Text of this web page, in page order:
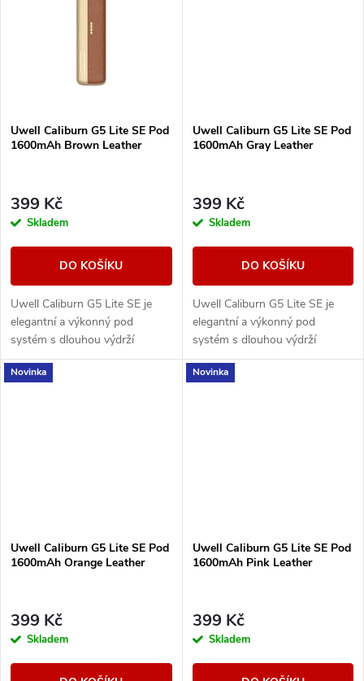
Uwell Caliburn G5 Lite SE Pod
1600mAh Brown Leather
399 Kč
Skladem
DO KOŠÍKU
Uwell Caliburn G5 Lite SE je
elegantní a výkonný pod
systém s dlouhou výdrží
baterie, duální regulací airflow a
technologií PRO-FOCS 4.0 pro
Uwell Caliburn G5 Lite SE Pod
1600mAh Gray Leather
399 Kč
Skladem
DO KOŠÍKU
Uwell Caliburn G5 Lite SE je
elegantní a výkonný pod
systém s dlouhou výdrží
baterie, duální regulací airflow a
technologií PRO-FOCS 4.0 pro
Novinka
Uwell Caliburn G5 Lite SE Pod
1600mAh Orange Leather
399 Kč
Skladem
Novinka
Uwell Caliburn G5 Lite SE Pod
1600mAh Pink Leather
399 Kč
Skladem